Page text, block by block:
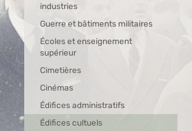
industries
Guerre et bâtiments militaires
Écoles et enseignement
supérieur
Cimetières
Cinémas
Édifices administratifs
Édifices cultuels